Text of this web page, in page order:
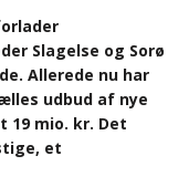
Slagelse og Sorø
Allerede nu har
udbud af nye
mio. kr. Det
et